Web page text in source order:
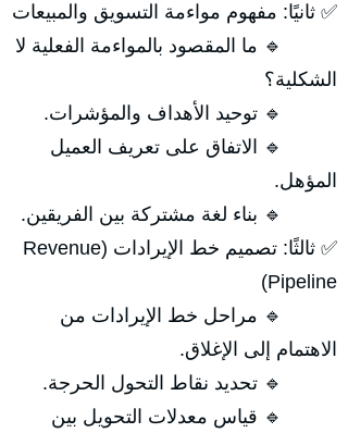
✅ ثانيًا: مفهوم مواءمة التسويق والمبيعات
🔹 ما المقصود بالمواءمة الفعلية لا
الشكلية؟
🔹 توحيد الأهداف والمؤشرات.
🔹 الاتفاق على تعريف العميل
المؤهل.
🔹 بناء لغة مشتركة بين الفريقين.
✅ ثالثًا: تصميم خط الإيرادات (Revenue
Pipeline)
🔹 مراحل خط الإيرادات من
الاهتمام إلى الإغلاق.
🔹 تحديد نقاط التحول الحرجة.
🔹 قياس معدلات التحويل بين